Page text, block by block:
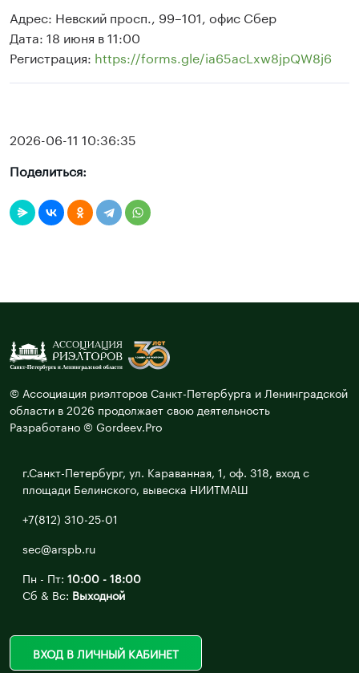
Адрес: Невский просп., 99–101, офис Сбер
Дата: 18 июня в 11:00
Регистрация: https://forms.gle/ia65acLxw8jpQW8j6
2026-06-11 10:36:35
Поделиться:
© Ассоциация риэлторов Санкт-Петербурга и Ленинградской
области в 2026 продолжает свою деятельность
Разработано © Gordeev.Pro
г.Санкт-Петербург, ул. Караванная, 1, оф. 318, вход с
площади Белинского, вывеска НИИТМАШ
+7(812) 310-25-01
sec@arspb.ru
Пн - Пт: 10:00 - 18:00
Сб & Вс: Выходной
ВХОД В ЛИЧНЫЙ КАБИНЕТ